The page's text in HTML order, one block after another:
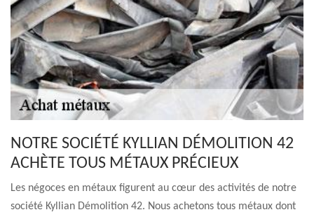
NOTRE SOCIÉTÉ KYLLIAN DÉMOLITION 42
ACHÈTE TOUS MÉTAUX PRÉCIEUX
Les négoces en métaux figurent au cœur des activités de notre
société Kyllian Démolition 42. Nous achetons tous métaux dont